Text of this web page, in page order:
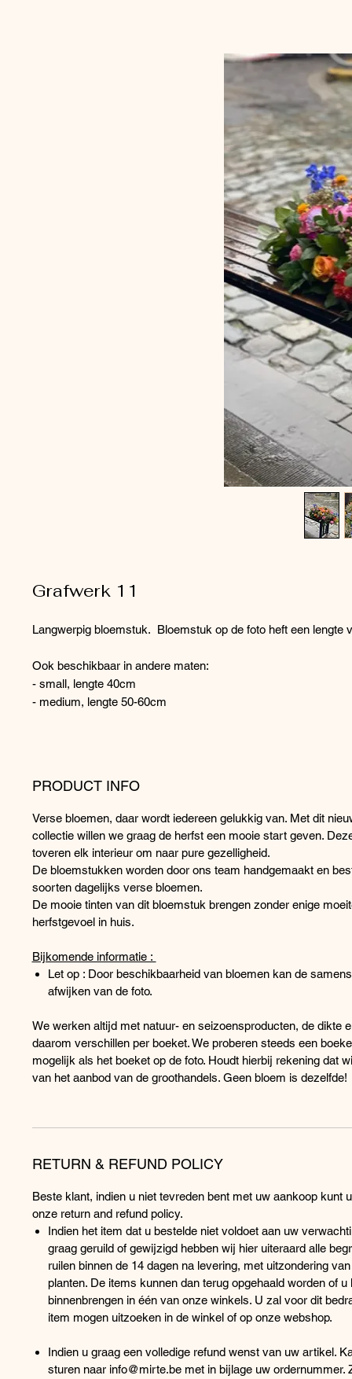
Grafwerk 11
Langwerpig bloemstuk. Bloemstuk op de foto heft een lengte
Ook beschikbaar in andere maten:
- small, lengte 40cm
- medium, lengte 50-60cm
PRODUCT INFO
Verse bloemen, daar wordt iedereen gelukkig van. Met dit
collectie willen we graag de herfst een mooie start geven.
toveren elk interieur om naar pure gezelligheid.
De bloemstukken worden door ons team handgemaakt en
soorten dagelijks verse bloemen.
De mooie tinten van dit bloemstuk brengen zonder enige
herfstgevoel in huis.
Bijkomende informatie :
Let op : Door beschikbaarheid van bloemen kan de
afwijken van de foto.
We werken altijd met natuur- en seizoensproducten, de dikte
daarom verschillen per boeket. We proberen steeds een
mogelijk als het boeket op de foto. Houdt hierbij rekening dat
van het aanbod van de groothandels. Geen bloem is dezelfde!
RETURN & REFUND POLICY
Beste klant, indien u niet tevreden bent met uw aankoop kunt
onze return and refund policy.
Indien het item dat u bestelde niet voldoet aan uw
graag geruild of gewijzigd hebben wij hier uiteraard alle
ruilen binnen de 14 dagen na levering, met uitzondering
planten. De items kunnen dan terug opgehaald worden of u
binnenbrengen in één van onze winkels. U zal voor dit
item mogen uitzoeken in de winkel of op onze webshop.
Indien u graag een volledige refund wenst van uw artikel.
sturen naar info@mirte.be met in bijlage uw ordernummer.